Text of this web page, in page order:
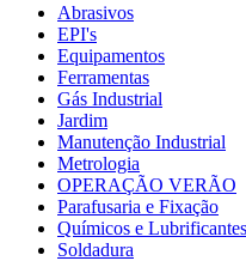
Abrasivos
EPI's
Equipamentos
Ferramentas
Gás Industrial
Jardim
Manutenção Industrial
Metrologia
OPERAÇÃO VERÃO
Parafusaria e Fixação
Químicos e Lubrificantes
Soldadura